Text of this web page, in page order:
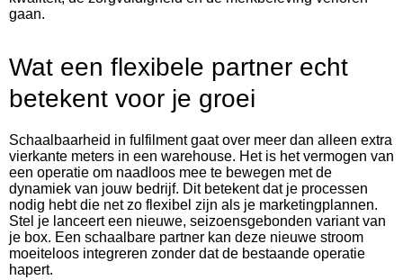
gaan.
Wat een flexibele partner echt
betekent voor je groei
Schaalbaarheid in fulfilment gaat over meer dan alleen extra
vierkante meters in een warehouse. Het is het vermogen van
een operatie om naadloos mee te bewegen met de
dynamiek van jouw bedrijf. Dit betekent dat je processen
nodig hebt die net zo flexibel zijn als je marketingplannen.
Stel je lanceert een nieuwe, seizoensgebonden variant van
je box. Een schaalbare partner kan deze nieuwe stroom
moeiteloos integreren zonder dat de bestaande operatie
hapert.